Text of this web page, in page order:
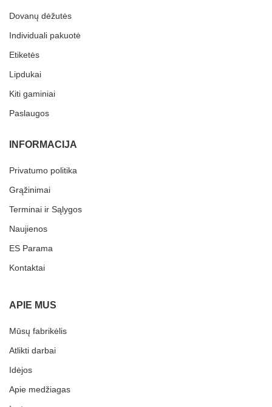
Dovanų dėžutės
Individuali pakuotė
Etiketės
Lipdukai
Kiti gaminiai
Paslaugos
INFORMACIJA
Privatumo politika
Grąžinimai
Terminai ir Sąlygos
Naujienos
ES Parama
Kontaktai
APIE MUS
Mūsų fabrikėlis
Atlikti darbai
Idėjos
Apie medžiagas